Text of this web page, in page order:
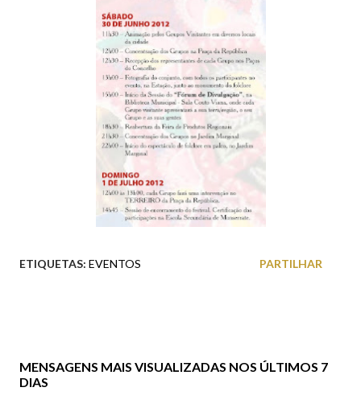
ETIQUETAS: EVENTOS PARTILHAR
MENSAGENS MAIS VISUALIZADAS NOS ÚLTIMOS 7
DIAS